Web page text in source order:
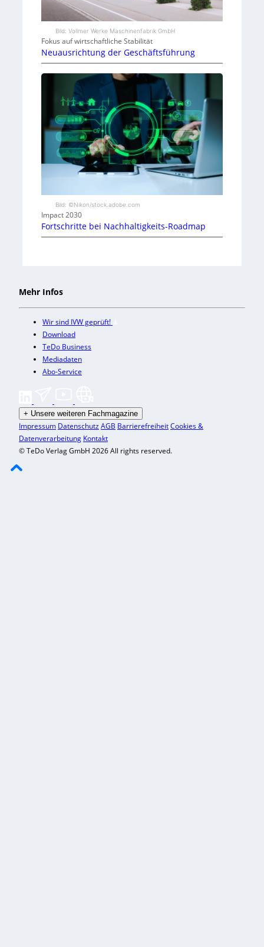
Bild: Vollmer Werke Maschinenfabrik GmbH
Fokus auf wirtschaftliche Stabilität
Neuausrichtung der Geschäftsführung
Bild: ©Nikon/stock.adobe.com
Impact 2030
Fortschritte bei Nachhaltigkeits-Roadmap
Mehr Infos
Wir sind IVW geprüft!
Download
TeDo Business
Mediadaten
Abo-Service
+ Unsere weiteren Fachmagazine
Impressum DatenschutzAGB BarrierefreiheitCookies &
Datenverarbeitung Kontakt
© TeDo Verlag GmbH 2026 All rights reserved.